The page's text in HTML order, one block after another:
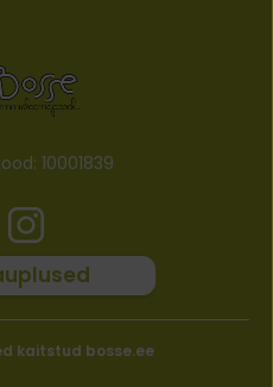
10001839
kaitstud bosse.ee